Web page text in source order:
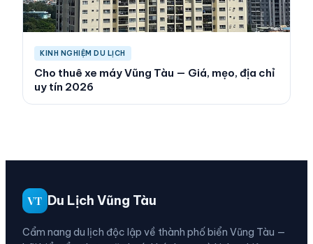
KINH NGHIỆM DU LỊCH
Cho thuê xe máy Vũng Tàu — Giá, mẹo, địa chỉ
uy tín 2026
VT Du Lịch Vũng Tàu
Cẩm nang du lịch độc lập về thành phố biển Vũng Tàu —